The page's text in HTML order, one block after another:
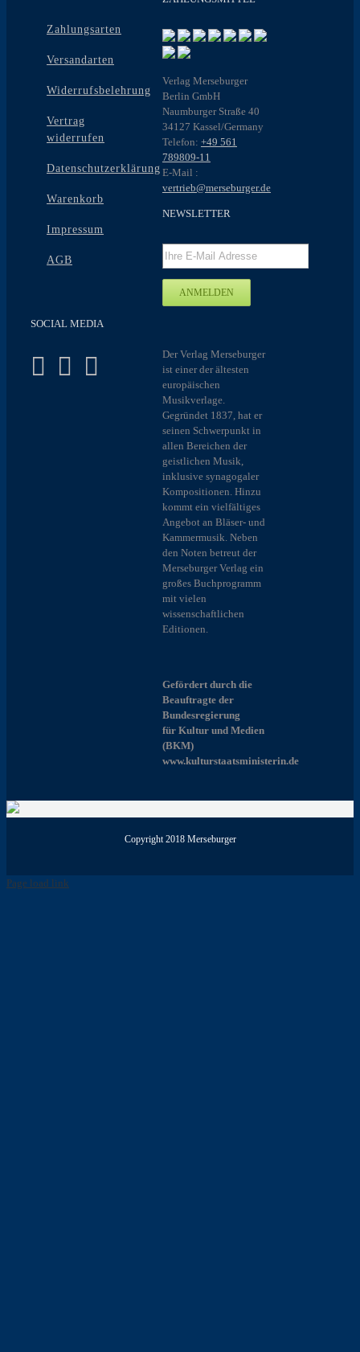
Zahlungsarten
Versandarten
Widerrufsbelehrung
Vertrag
widerrufen
Datenschutzerklärung
Warenkorb
Impressum
AGB
SOCIAL MEDIA
Verlag Merseburger
Berlin GmbH
Naumburger Straße 40
34127 Kassel/Germany
Telefon: +49 561
789809-11
E-Mail :
vertrieb@merseburger.de
NEWSLETTER
Der Verlag Merseburger
ist einer der ältesten
europäischen
Musikverlage.
Gegründet 1837, hat er
seinen Schwerpunkt in
allen Bereichen der
geistlichen Musik,
inklusive synagogaler
Kompositionen. Hinzu
kommt ein vielfältiges
Angebot an Bläser- und
Kammermusik. Neben
den Noten betreut der
Merseburger Verlag ein
großes Buchprogramm
mit vielen
wissenschaftlichen
Editionen.
Gefördert durch die
Beauftragte der
Bundesregierung
für Kultur und Medien
(BKM)
www.kulturstaatsministerin.de
Copyright 2018 Merseburger
Page load link